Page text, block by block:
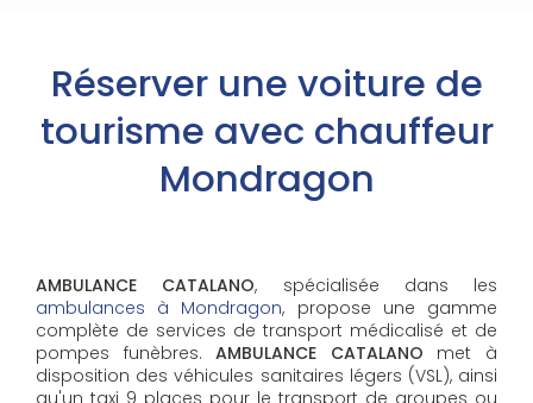
Réserver une voiture de
tourisme avec chauffeur
Mondragon
AMBULANCE CATALANO, spécialisée dans les
ambulances à Mondragon, propose une gamme
complète de services de transport médicalisé et de
pompes funèbres.AMBULANCE CATALANO met à
disposition des véhicules sanitaires légers (VSL), ainsi
qu'un taxi 9 places pour le transport de groupes ou